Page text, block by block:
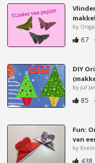
by
67
DIY
by Juf
85
Fun:
van
by